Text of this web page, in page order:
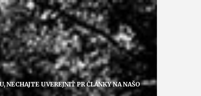
UVEREJNIŤ PR ČLÁNKY NA NAŠO